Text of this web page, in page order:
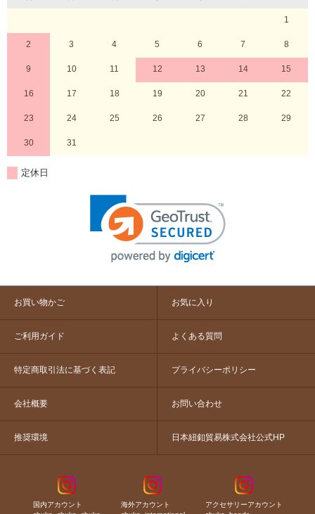
1
2 3 4 5 6 7 8
9 10 11 12 13 14 15
16 17 18 19 20 21 22
23 24 25 26 27 28 29
30 31
定休日
お買い物かご お気に入り
ご利用ガイド よくある質問
特定商取引法に基づく表記 プライバシーポリシー
会社概要 お問い合わせ
推奨環境 日本紐釦貿易株式会社公式HP
国内アカウント
海外アカウント
アクセサリーアカウント